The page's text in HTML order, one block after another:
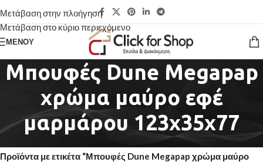
Μετάβαση στην πλοήγηση
Μετάβαση στο κύριο περιεχόμενο
ΜΕΝΟΎ
Μπουφές Dune Megapap
χρώμα μαύρο εφέ
μαρμάρου 123x35x77
Προϊόντα με ετικέτα “Μπουφές Dune Megapap χρώμα μαύρο